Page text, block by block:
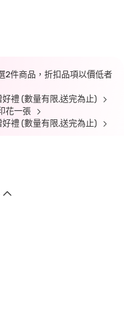
件商品，折扣品項以價低者
禮 (數量有限,送完為止)
花一張
禮 (數量有限,送完為止)